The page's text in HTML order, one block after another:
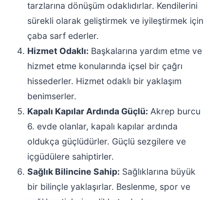
tarzlarına dönüşüm odaklıdırlar. Kendilerini
sürekli olarak geliştirmek ve iyileştirmek için
çaba sarf ederler.
Hizmet Odaklı: Başkalarına yardım etme ve
hizmet etme konularında içsel bir çağrı
hissederler. Hizmet odaklı bir yaklaşım
benimserler.
Kapalı Kapılar Ardında Güçlü: Akrep burcu
6. evde olanlar, kapalı kapılar ardında
oldukça güçlüdürler. Güçlü sezgilere ve
içgüdülere sahiptirler.
Sağlık Bilincine Sahip: Sağlıklarına büyük
bir bilinçle yaklaşırlar. Beslenme, spor ve